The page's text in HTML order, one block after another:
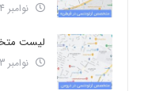
نوامبر 4, 2024
لیست
نوامبر 3, 2024